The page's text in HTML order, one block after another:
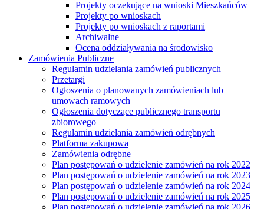
Projekty oczekujące na wnioski Mieszkańców
Projekty po wnioskach
Projekty po wnioskach z raportami
Archiwalne
Ocena oddziaływania na środowisko
Zamówienia Publiczne
Regulamin udzielania zamówień publicznych
Przetargi
Ogłoszenia o planowanych zamówieniach lub
umowach ramowych
Ogłoszenia dotyczące publicznego transportu
zbiorowego
Regulamin udzielania zamówień odrębnych
Platforma zakupowa
Zamówienia odrębne
Plan postępowań o udzielenie zamówień na rok 2022
Plan postępowań o udzielenie zamówień na rok 2023
Plan postępowań o udzielenie zamówień na rok 2024
Plan postępowań o udzielenie zamówień na rok 2025
Plan postępowań o udzielenie zamówień na rok 2026